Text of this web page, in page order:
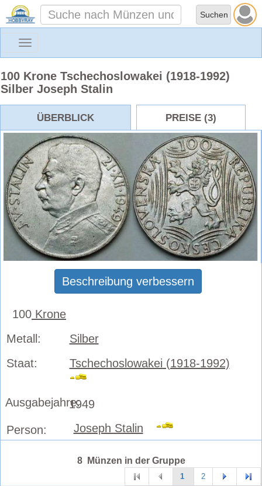
Toggle
100 Krone Tschechoslowakei (1918-1992)
Silber Joseph Stalin
ÜBERBLICK PREISE (3)
Beschreibung verbessern
100 Krone
Metall:
Silber
Staat:
Tschechoslowakei (1918-1992)
Ausgabejahre:1949
Person:
Joseph Stalin
8 Münzen in der Gruppe
1 2